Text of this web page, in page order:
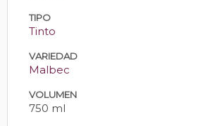
TIPO
Tinto
VARIEDAD
Malbec
VOLUMEN
750 ml